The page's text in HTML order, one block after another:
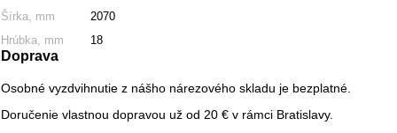
Šírka, mm
2070
Hrúbka, mm
18
Doprava
Osobné vyzdvihnutie z nášho nárezového skladu je bezplatné.
Doručenie vlastnou dopravou už od 20 € v rámci Bratislavy.